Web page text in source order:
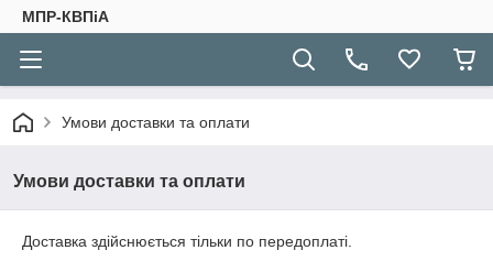
МПР-КВПіА
Умови доставки та оплати
Умови доставки та оплати
Доставка здійснюється тільки по передоплаті.